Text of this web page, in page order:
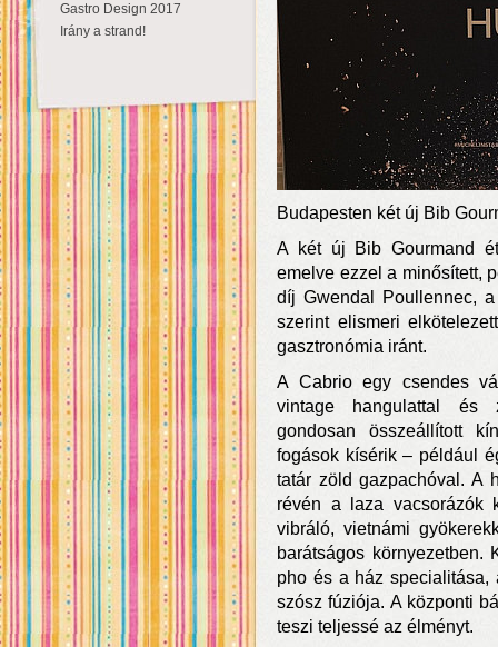
Gastro Design 2017
Irány a strand!
Budapesten két új Bib
A két új Bib Gourmand
emelve ezzel a minősített,
díj Gwendal Poullennec,
szerint elismeri
gasztronómia iránt.
A Cabrio egy csendes
vintage hangulattal és
gondosan összeállított
fogások kísérik – például
tatár zöld gazpachóval. A
révén a laza vacsorázók
vibráló, vietnámi
barátságos környezetben.
pho és a ház specialitása,
szósz fúziója. A központi
teszi teljessé az élményt.